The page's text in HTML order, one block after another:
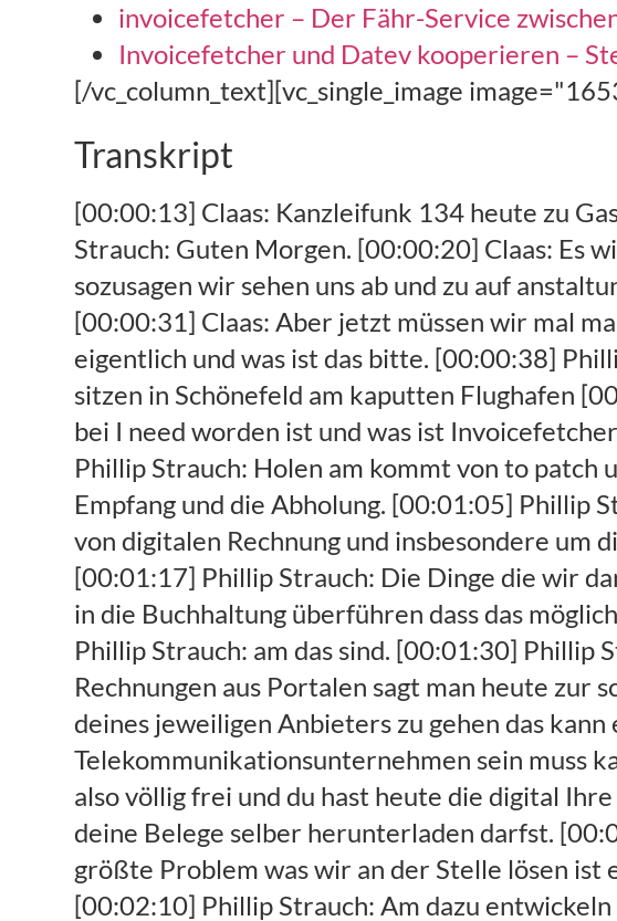
invoicefetcher – Der Fähr-Service
Invoicefetcher und Datev kooperieren –
[/vc_column_text][vc_single_image
Transkript
[00:00:13] Claas: Kanzleifunk 134 heute zu Gast Phillip Strauch von Invoicefetcher moin Philipp. [00:00:18] Phillip Strauch: Guten Morgen. [00:00:20] Claas: Es wird Zeit dass wir mal schnacken dass wir mal öffentlich schnacken sozusagen wir sehen uns ab und zu auf anstaltung und quatschen uns dann noch mal wie an deinem stand fest. [00:00:31] Claas: Aber jetzt müssen wir mal mal öffentlich sprechen du betreibst Invoicefetcher wo sitzt du eigentlich und was ist das bitte. [00:00:38] Phillip Strauch: Ja wir sind eine drei Mann Bude kann ich sagen und die sitzen in Schönefeld am kaputten Flughafen [00:00:46] Phillip Strauch: mit Blick auf Föhr Start und Landebahn die bei I need worden ist und was ist Invoicefetcher also involves klar steht für Rechnung und Fetscher steht. [00:00:55] Phillip Strauch: Holen am kommt von to patch und wir organisieren digitale Belege wir kümmern uns dann um den Empfang und die Abholung. [00:01:05] Phillip Strauch: Portalen dazu gehe ich breche Anja ein um die Verarbeitung von digitalen Rechnung und insbesondere um die Überführung in die Buchhaltung alles mit dem Zweck dass. [00:01:17] Phillip Strauch: Die Dinge die wir dann täglich als Unternehmer als Problem haben Belege sammeln und in die Buchhaltung überführen dass das möglichst automatisiert wird und das ganze hat ein Kernthema, [00:01:27] Phillip Strauch: am das sind. [00:01:30] Phillip Strauch: Die Problematiken die wir alle haben das sind die Rechnungen aus Portalen sagt man heute zur schönen und du hast also die tolle Möglichkeit in das Kundenportal deines jeweiligen Anbieters zu gehen das kann ein Online-Händler sein das kann, [00:01:44] Phillip Strauch: Telekommunikationsunternehmen sein muss kann aber auch, [00:01:47] Phillip Strauch: er tankkartenanbieter sein also völlig frei und du hast heute die digital Ihre digitale Revolution darin. [00:01:55] Phillip Strauch: Dass du dir deine Belege selber herunterladen darfst. [00:01:59] Phillip Strauch: Das nenn mich digitale arbeitsbeschaffungs das größte Problem was wir an der Stelle lösen ist einfach dass dieser Vorgänge zu Vorgänge zu automatisieren. [00:02:10] Phillip Strauch: Am dazu entwickeln wir sogenannte eigene Konnektoren warum tun wir das rum gibt's keine Schnittstelle. [00:02:18] Phillip Strauch: Weil 99% der Unternehmen weltweit die haben gar keine Schnittstelle für ihre Ausgangsrechnungen dass man dort mit und Becher Software angehen könnte und dann kommen wir und Zapfen diese Unternehmen an und das machen wir Kunden auf. [00:02:32] Phillip Strauch: Auf Basis von Zugangsdaten die der Kunde bei uns mehrstufig verschlüsselt hinterlegt. [00:02:38] Phillip Strauch: Ja das ist viel Vertrauen was wir gegenüber von unserem Kunden rausbekommen deswegen sagen wir auch ganz klar dass wir. [00:02:45] Phillip Strauch: Diese ganzen Dinge erstens selber entwickeln und wir betreiben auf diese Automatismen diese dort. [00:02:53] Phillip Strauch: Entwickelt haben wir müssen die Monitoren immer so machen und tun dass das Ganze rund läuft und am Ende tagesaktueller auch in der Buchhaltung läuft, [00:03:02] Phillip Strauch: der Klassiker ist ja du hast irgendwie einen Logistiker ja sie hat mit seinen LKW ist also durch die Gegend. [00:03:10] Phillip Strauch: Und der braucht seine Toll Collect Abrechnungen Mautgebühren und dann geht unser System dort mehrfach im Monat rein und zwar auf Basis der Zugangsdaten loggt sich in die webseite ein, [00:03:22] Phillip Strauch: und lädt die Dokumente herunter dann passiert eine mehrstufige duplikatsprüfung es könnte ja sein dass wir das Zeug schon mal in der Vergangenheit hinterlegt haben oder nun Kunde [00:03:32] Phillip Strauch: so ein Account mehrfach hinterlegt hat oder es ist über unsere Invoicefetcher e-mail eingelaufen hier ist es halt dem Kunden zu, [00:03:40] Phillip Strauch: viel Arbeit wie möglich abzunehmen und dass der Kunde eigentlich bei uns sich nicht weiter auffällt auf der Plattform sondern dass der in seiner Buchhaltung arbeitet. [00:03:49] Phillip Strauch: